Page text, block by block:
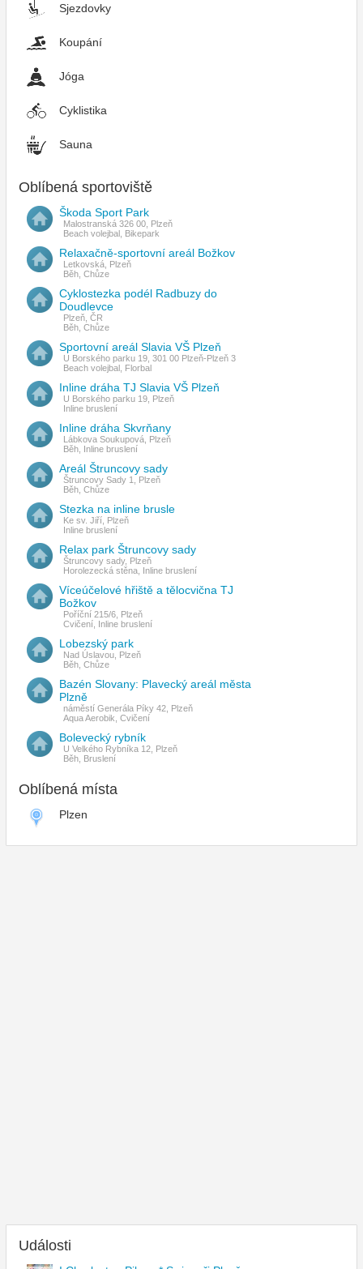
Sjezdovky
Koupání
Jóga
Cyklistika
Sauna
Oblíbená sportoviště
Škoda Sport Park
Malostranská 326 00, Plzeň
Beach volejbal, Bikepark
Relaxačně-sportovní areál Božkov
Letkovská, Plzeň
Běh, Chůze
Cyklostezka podél Radbuzy do
Doudlevce
Plzeň, ČR
Běh, Chůze
Sportovní areál Slavia VŠ Plzeň
U Borského parku 19, 301 00 Plzeň-Plzeň 3
Beach volejbal, Florbal
Inline dráha TJ Slavia VŠ Plzeň
U Borského parku 19, Plzeň
Inline bruslení
Inline dráha Skvrňany
Lábkova Soukupová, Plzeň
Běh, Inline bruslení
Areál Štruncovy sady
Štruncovy Sady 1, Plzeň
Běh, Chůze
Stezka na inline brusle
Ke sv. Jiří, Plzeň
Inline bruslení
Relax park Štruncovy sady
Štruncovy sady, Plzeň
Horolezecká stěna, Inline bruslení
Víceúčelové hřiště a tělocvična TJ
Božkov
Poříční 215/6, Plzeň
Cvičení, Inline bruslení
Lobezský park
Nad Úslavou, Plzeň
Běh, Chůze
Bazén Slovany: Plavecký areál města
Plzně
náměstí Generála Píky 42, Plzeň
Aqua Aerobik, Cvičení
Bolevecký rybník
U Velkého Rybníka 12, Plzeň
Běh, Bruslení
Oblíbená místa
Plzen
Události